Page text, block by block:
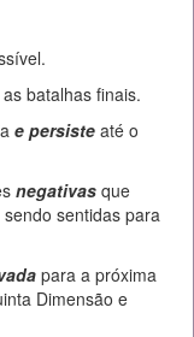
batalhas finais.
e persiste até o
negativas que
sentidas para
para a próxima
Dimensão e